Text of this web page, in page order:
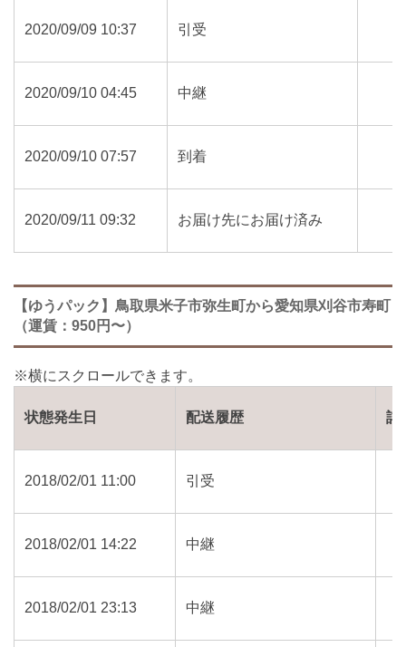
2020/09/09 10:37 引受
2020/09/10 04:45 中継
2020/09/10 07:57 到着
2020/09/11 09:32 お届け先にお届け済み
【ゆうパック】鳥取県米子市弥生町から愛知県刈谷市寿町
（運賃：950円〜）
状態発生日 配送履歴 詳
2018/02/01 11:00 引受
2018/02/01 14:22 中継
2018/02/01 23:13 中継